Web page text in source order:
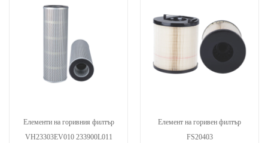
Елементи на горивния филтър
VH23303EV010 233900L011
Елемент на горивен филтър
FS20403